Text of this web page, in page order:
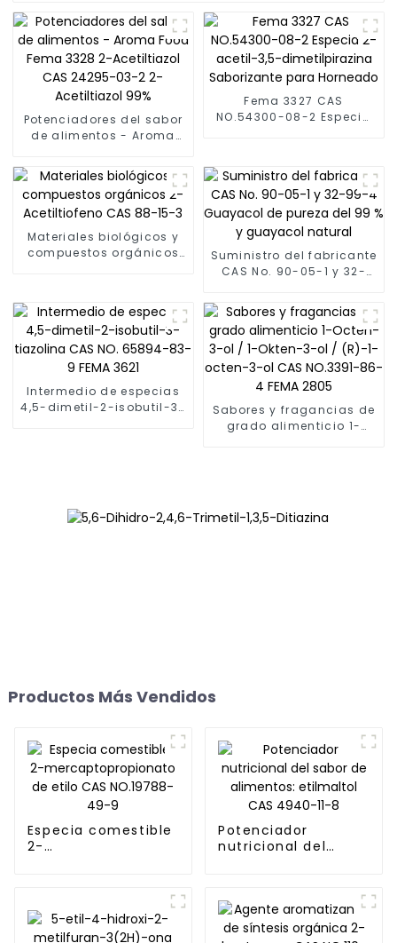
Potenciadores del sabor
de alimentos - Aroma
Acetiltiazol CAS 24295-
03-2 2-Acetiltiazol 99%
Fema 3327 CAS
NO.54300-08-2 Especia
Horneado
Materiales biológicos y
compuestos orgánicos
Suministro del fabricante
CAS No. 90-05-1 y 32-
pureza del 99 % y
guayacol natural
Intermedio de especias
4,5-dimetil-2-isobutil-3-
Sabores y fragancias de
grado alimenticio 1-
Productos Más Vendidos
Especia comestible
2-
Potenciador
nutricional del